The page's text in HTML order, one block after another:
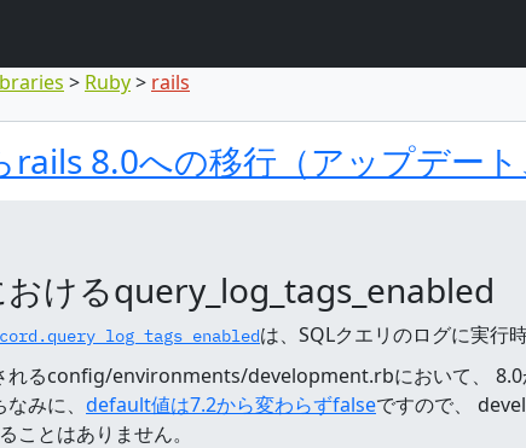
Ruby rails
メント
対象コメント
rails 8.0への移行（アップデー
おけるquery_log_tags_enabled
は、SQLクエリのログに実行
れるconfig/environments/development.rbにおいて、 8.0
みに、 default値は7.2から変わらずfalseですので、
ことはありません。